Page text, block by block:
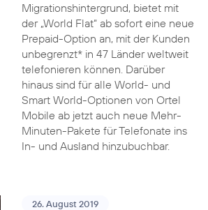
Migrationshintergrund, bietet mit
der „World Flat“ ab sofort eine neue
Prepaid-Option an, mit der Kunden
unbegrenzt* in 47 Länder weltweit
telefonieren können. Darüber
hinaus sind für alle World- und
Smart World-Optionen von Ortel
Mobile ab jetzt auch neue Mehr-
Minuten-Pakete für Telefonate ins
In- und Ausland hinzubuchbar.
26. August 2019